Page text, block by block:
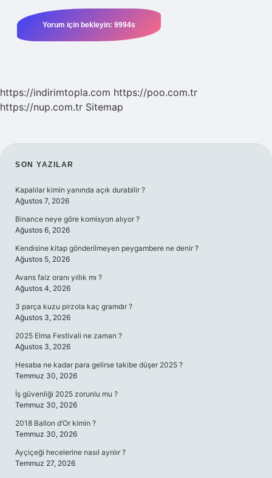
https://indirimtopla.com https://poo.com.tr
https://nup.com.tr Sitemap
SIDEBAR
SON YAZILAR
Kapalılar kimin yanında açık durabilir ?
Ağustos 7, 2026
Binance neye göre komisyon alıyor ?
Ağustos 6, 2026
Kendisine kitap gönderilmeyen peygambere ne denir ?
Ağustos 5, 2026
Avans faiz oranı yıllık mı ?
Ağustos 4, 2026
3 parça kuzu pirzola kaç gramdır ?
Ağustos 3, 2026
2025 Elma Festivali ne zaman ?
Ağustos 3, 2026
Hesaba ne kadar para gelirse takibe düşer 2025 ?
Temmuz 30, 2026
İş güvenliği 2025 zorunlu mu ?
Temmuz 30, 2026
2018 Ballon d’Or kimin ?
Temmuz 30, 2026
Ayçiçeği hecelerine nasıl ayrılır ?
Temmuz 27, 2026